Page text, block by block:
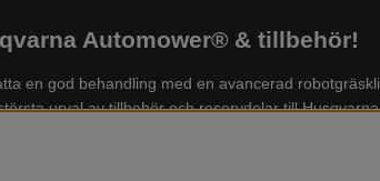
Automower® & tillbehör!
en god behandling med en avancerad
urval av tillbehör och reservdelar till